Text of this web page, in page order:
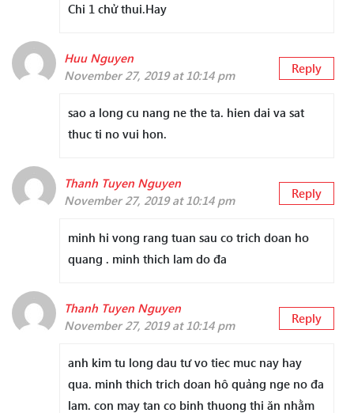
Chi 1 chử thui.Hay
Huu Nguyen
November 27, 2019 at 10:14 pm
Reply
sao a long cu nang ne the ta. hien dai va sat
thuc ti no vui hon.
Thanh Tuyen Nguyen
November 27, 2019 at 10:14 pm
Reply
minh hi vong rang tuan sau co trich doan ho
quang . minh thich lam do đa
Thanh Tuyen Nguyen
November 27, 2019 at 10:14 pm
Reply
anh kim tu long dau tư vo tiec muc nay hay
qua. minh thich trich doan hô quảng nge no đa
lam. con may tan co binh thuong thi ăn nhằm